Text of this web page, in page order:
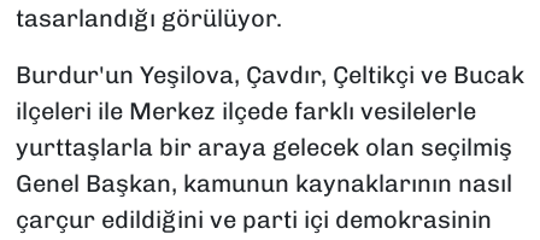
tasarlandığı görülüyor.
Burdur'un Yeşilova, Çavdır, Çeltikçi ve Bucak
ilçeleri ile Merkez ilçede farklı vesilelerle
yurttaşlarla bir araya gelecek olan seçilmiş
Genel Başkan, kamunun kaynaklarının nasıl
çarçur edildiğini ve parti içi demokrasinin